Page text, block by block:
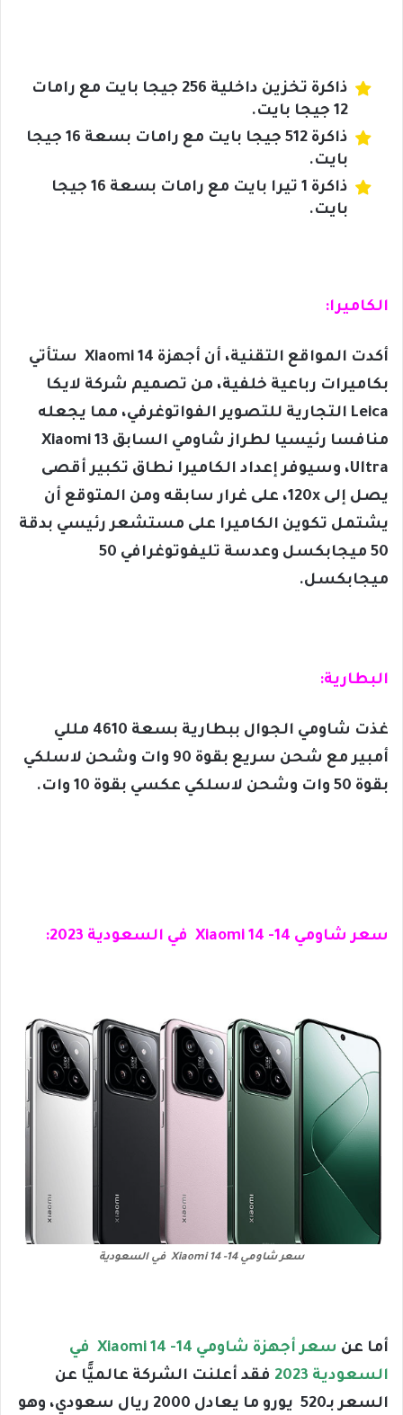
ذاكرة تخزين داخلية 256 جيجا بايت مع رامات
12 جيجا بايت.
ذاكرة 512 جيجا بايت مع رامات بسعة 16 جيجا
بايت.
ذاكرة 1 تيرا بايت مع رامات بسعة 16 جيجا
بايت.
الكاميرا:
أكدت المواقع التقنية، أن أجهزة Xiaomi 14 ستأتي
بكاميرات رباعية خلفية، من تصميم شركة لايكا
Leica التجارية للتصوير الفواتوغرفي، مما يجعله
منافسا رئيسيا لطراز شاومي السابق Xiaomi 13
Ultra، وسيوفر إعداد الكاميرا نطاق تكبير أقصى
يصل إلى 120x، على غرار سابقه ومن المتوقع أن
يشتمل تكوين الكاميرا على مستشعر رئيسي بدقة
50 ميجابكسل وعدسة تليفوتوغرافي 50
ميجابكسل.
البطارية:
غذت شاومي الجوال ببطارية بسعة 4610 مللي
أمبير مع شحن سريع بقوة 90 وات وشحن لاسلكي
بقوة 50 وات وشحن لاسلكي عكسي بقوة 10 وات.
سعر شاومي 14- Xiaomi 14 في السعودية 2023:
سعر شاومي 14- Xiaomi 14 في السعودية
أما عن
سعر أجهزة شاومي 14- Xiaomi 14 في
السعودية 2023
فقد أعلنت الشركة عالميًّا عن
السعر بـ520 يورو ما يعادل 2000 ريال سعودي، وهو